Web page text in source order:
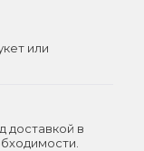
или
доставкой в